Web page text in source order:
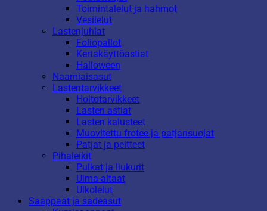
Toimintalelut ja hahmot
Vesilelut
Lastenjuhlat
Foliopallot
Kertakäyttöastiat
Halloween
Naamiaisasut
Lastentarvikkeet
Hoitotarvikkeet
Lasten astiat
Lasten kalusteet
Muovitettu frotee ja patjansuojat
Patjat ja peitteet
Pihaleikit
Pulkat ja liukurit
Uima-altaat
Ulkolelut
Saappaat ja sadeasut